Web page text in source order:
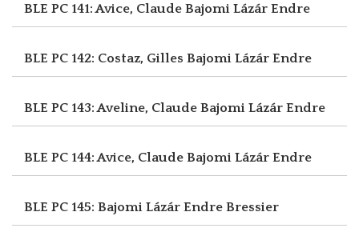
BLE PC 141: Avice, Claude Bajomi Lázár Endre
BLE PC 142: Costaz, Gilles Bajomi Lázár Endre
BLE PC 143: Aveline, Claude Bajomi Lázár Endre
BLE PC 144: Avice, Claude Bajomi Lázár Endre
BLE PC 145: Bajomi Lázár Endre Bressier